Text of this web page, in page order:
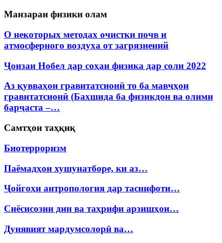
Манзараи физики олам
О некоторых методах очистки почв и
атмосферного воздуха от загрязнений
Ҷоизаи Нобел дар соҳаи физика дар соли 2022
Аз қувваҳои гравитатсионӣ то ба мавҷҳои
гравитатсионӣ (Бахшида ба физикдон ва олими
барҷаста –…
Самтҳои таҳқиқ
Биотерроризм
Паёмадҳои хушунатборе, ки аз…
Ҷойгоҳи антропология дар таснифоти…
Сиёсисозии дин ва таҳрифи арзишҳои…
Дунявият мардумсолорӣ ва…